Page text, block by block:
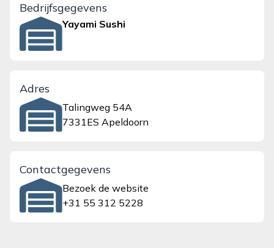
Bedrijfsgegevens
Yayami Sushi
Adres
Talingweg 54A
7331ES Apeldoorn
Contactgegevens
Bezoek de website
+31 55 312 5228